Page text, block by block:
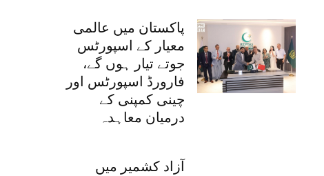
پاکستان میں عالمی
معیار کے اسپورٹس
جوتے تیار ہوں گے،
فارورڈ اسپورٹس اور
چینی کمپنی کے
درمیان معاہدہ
آزاد کشمیر میں